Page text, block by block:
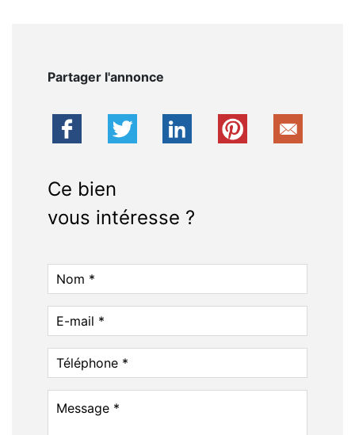
Partager l'annonce
Ce bien
vous intéresse ?